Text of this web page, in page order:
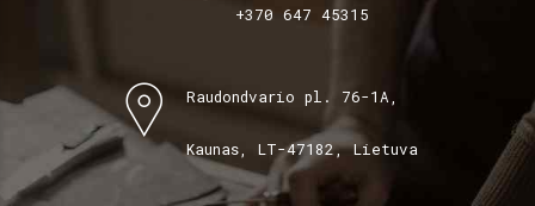
+370 647 45315
Raudondvario pl. 76-1A,
Kaunas, LT-47182, Lietuva